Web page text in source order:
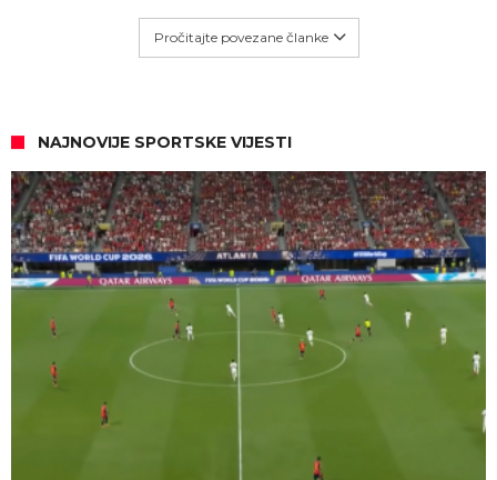
Pročitajte povezane članke
NAJNOVIJE SPORTSKE VIJESTI